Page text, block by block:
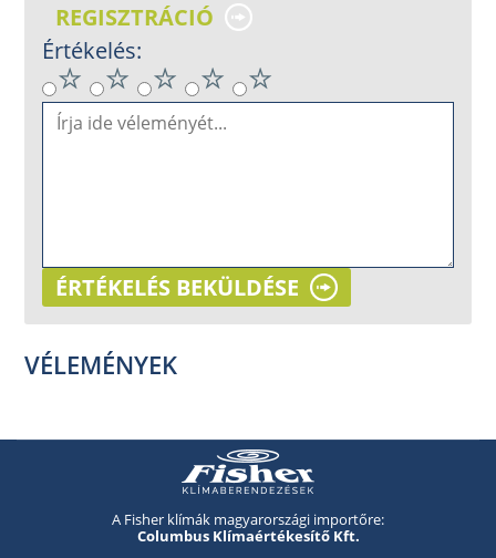
REGISZTRÁCIÓ
Értékelés:
ÉRTÉKELÉS BEKÜLDÉSE
VÉLEMÉNYEK
A Fisher klímák magyarországi importőre:
Columbus Klímaértékesítő Kft.